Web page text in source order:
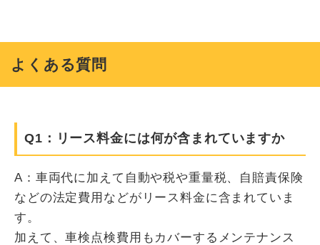
よくある質問
Q1：リース料金には何が含まれていますか
A：車両代に加えて自動や税や重量税、自賠責保険
などの法定費用などがリース料金に含まれていま
す。
加えて、車検点検費用もカバーするメンテナンス